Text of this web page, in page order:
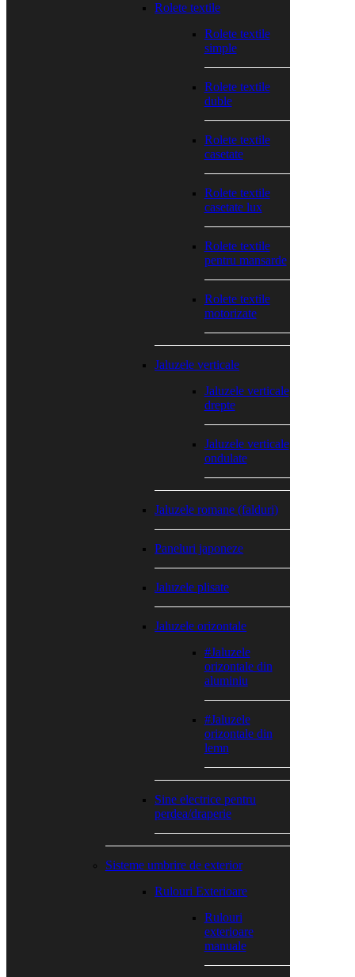
Rolete textile
Rolete textile
simple
Rolete textile
duble
Rolete textile
casetate
Rolete textile
casetate lux
Rolete textile
pentru mansarde
Rolete textile
motorizate
Jaluzele verticale
Jaluzele verticale
drepte
Jaluzele verticale
ondulate
Jaluzele romane (falduri)
Paneluri japoneze
Jaluzele plisate
Jaluzele orizontale
#Jaluzele
orizontale din
aluminiu
#Jaluzele
orizontale din
lemn
Sine electrice pentru
perdea/draperie
Sisteme umbrire de exterior
Rulouri Exterioare
Rulouri
exterioare
manuale